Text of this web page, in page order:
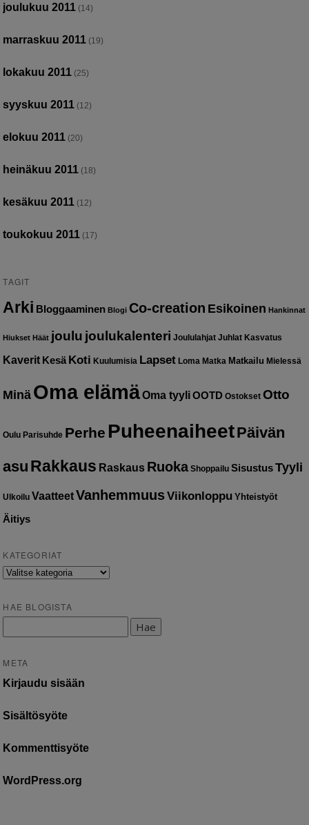
joulukuu 2011 (14)
marraskuu 2011 (19)
lokakuu 2011 (25)
syyskuu 2011 (12)
elokuu 2011 (20)
heinäkuu 2011 (18)
kesäkuu 2011 (12)
toukokuu 2011 (17)
TAGIT
Arki Bloggaaminen Blogi Co-creation Esikoinen Hankinnat
Hiukset Häät joulu joulukalenteri Joululahjat Juhlat Kasvatus
Kaverit Kesä Koti Kuulumisia Lapset Loma Matka Matkailu Mielessä
Minä Oma elämäOma tyyli OOTD Ostokset Otto
Oulu Parisuhde Perhe PuheenaiheetPäivän
asu Rakkaus Raskaus Ruoka Shoppailu Sisustus Tyyli
Ulkoilu VaatteetVanhemmuusViikonloppu Yhteistyöt
Äitiys
KATEGORIAT
Kategoriat
HAE BLOGISTA
META
Kirjaudu sisään
Sisältösyöte
Kommenttisyöte
WordPress.org